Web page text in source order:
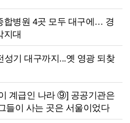
합병원 4곳 모두 대구에… 경
지대
성기 대구까지...옛 영광 되찾
계급인 나라 ⑨] 공공기관은
들이 사는 곳은 서울이었다